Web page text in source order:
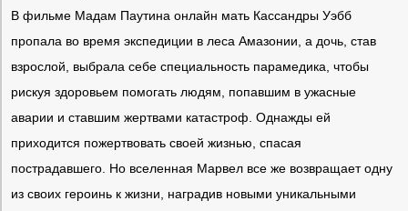
В фильме Мадам Паутина онлайн мать Кассандры Уэбб
пропала во время экспедиции в леса Амазонии, а дочь, став
взрослой, выбрала себе специальность парамедика, чтобы
рискуя здоровьем помогать людям, попавшим в ужасные
аварии и ставшим жертвами катастроф. Однажды ей
приходится пожертвовать своей жизнью, спасая
пострадавшего. Но вселенная Марвел все же возвращает одну
из своих героинь к жизни, наградив новыми уникальными